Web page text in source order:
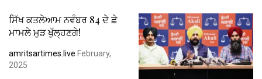
ਸਿੱਖ ਕਤਲੇਆਮ ਨਵੰਬਰ 84 ਦੇ ਛੇ
ਮਾਮਲੇ ਮੁੜ ਖੁੱਲ੍ਹਣਗੇ!
amritsartimes.live February,
2025